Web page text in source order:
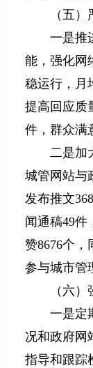
（五）严
一是推进
能，强化网
稳运行，月
提高回应质
件，群众满
二是加大
城管网站与
发布推文
闻通稿49件
赞8676个，
参与城市管
（六）强
一是定期
况和政府网
指导和跟踪